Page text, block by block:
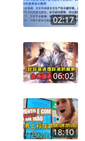
02:17
06:02
18:10